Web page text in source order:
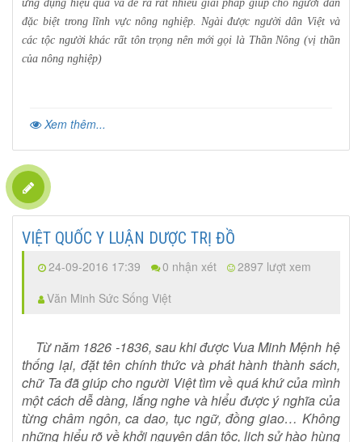
ứng dụng hiệu quả và đề ra rất nhiều giải pháp giúp cho người dân
đặc biệt trong lĩnh vực nông nghiệp. Ngài được người dân Việt và
các tộc người khác rất tôn trọng nên mới gọi là Thần Nông (vị thần
của nông nghiệp)
Xem thêm...
VIỆT QUỐC Y LUẬN DƯỢC TRỊ ĐỒ
24-09-2016 17:39 0 nhận xét
2897 lượt xem
Văn Minh Sức Sống Việt
Từ năm 1826 -1836, sau khi được Vua Minh Mệnh hệ
thống lại, đặt tên chính thức và phát hành thành sách,
chữ Ta đã giúp cho người Việt tìm về quá khứ của mình
một cách dễ dàng, lắng nghe và hiểu được ý nghĩa của
từng châm ngôn, ca dao, tục ngữ, đồng giao… Không
những hiểu rõ về khởi nguyên dân tộc, lịch sử hào hùng